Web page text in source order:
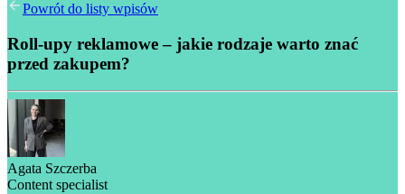
Powrót do listy wpisów
Roll-upy reklamowe – jakie rodzaje warto znać
przed zakupem?
Agata Szczerba
Content specialist